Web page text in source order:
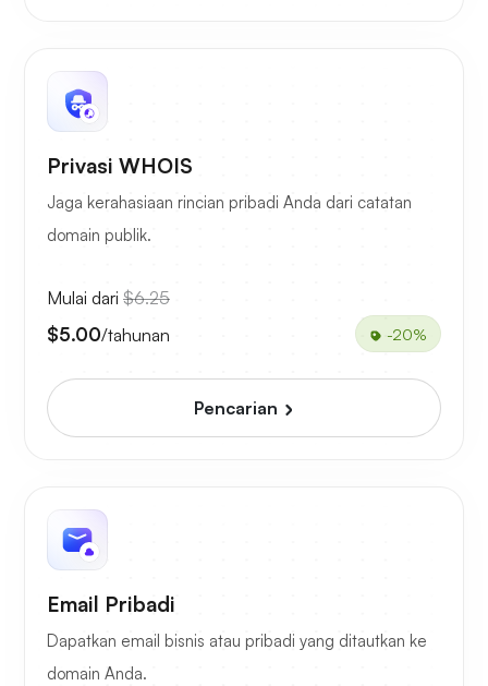
Privasi WHOIS
Jaga kerahasiaan rincian pribadi Anda dari catatan
domain publik.
Mulai dari $6.25
$5.00/tahunan -20%
Pencarian
Email Pribadi
Dapatkan email bisnis atau pribadi yang ditautkan ke
domain Anda.